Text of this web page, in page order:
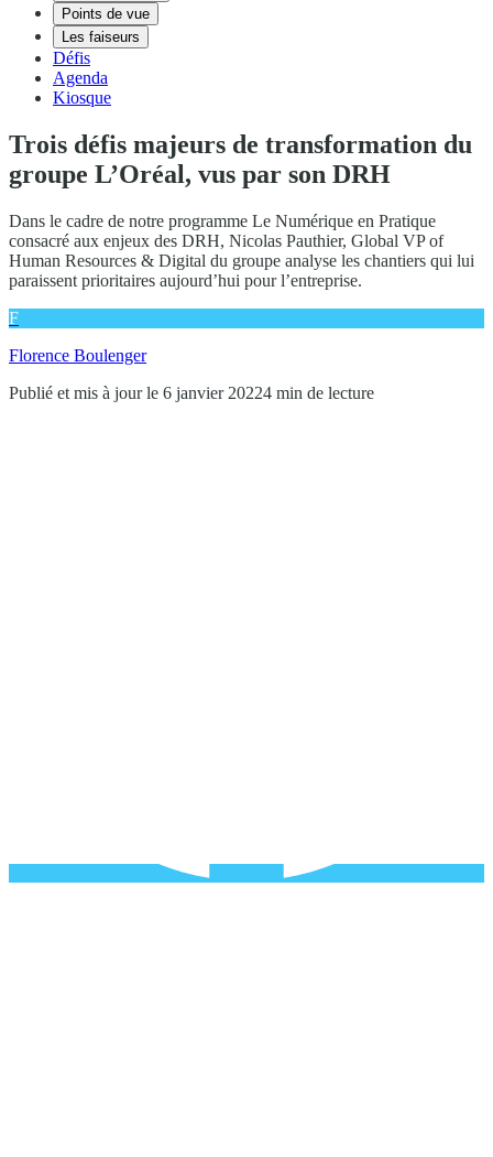
Points de vue
Les faiseurs
Défis
Agenda
Kiosque
Trois défis majeurs de transformation du
groupe L’Oréal, vus par son DRH
Dans le cadre de notre programme Le Numérique en Pratique
consacré aux enjeux des DRH, Nicolas Pauthier, Global VP of
Human Resources & Digital du groupe analyse les chantiers qui lui
paraissent prioritaires aujourd’hui pour l’entreprise.
F
Florence Boulenger
Publié et mis à jour le 6 janvier 20224 min de lecture